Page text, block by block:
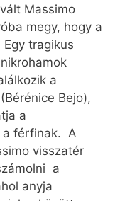
Massimo
megy, hogy a
tragikus
a
Bejo),
a
a férfinak. A
visszatér
a
anyja